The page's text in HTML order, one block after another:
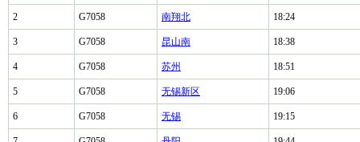
2 G7058 南翔北 18:24
3 G7058 昆山南 18:38
4 G7058 苏州 18:51
5 G7058 无锡新区 19:06
6 G7058 无锡 19:15